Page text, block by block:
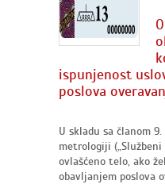
ispunjenost
poslova
U skladu sa članom
metrologiji („Službeni
ovlašćeno telo, ako
obavljanjem poslova